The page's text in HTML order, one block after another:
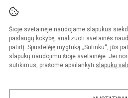
Šioje svetainėje naudojame slapukus
paslaugų kokybę, analizuoti svetainės
patirtį. Spustelėję mygtuką „Sutinku“, jūs
slapukų naudojimu šioje svetainėje. Jei
sutikimus, prašome apsilankyti slapukų
© 2020. Kaišiadorių Vaclovo Giržado
Kopijuoti turinį be raštiško gimnazijos
Prieinamumo paraiška
Sumanus būdas atnaujinti